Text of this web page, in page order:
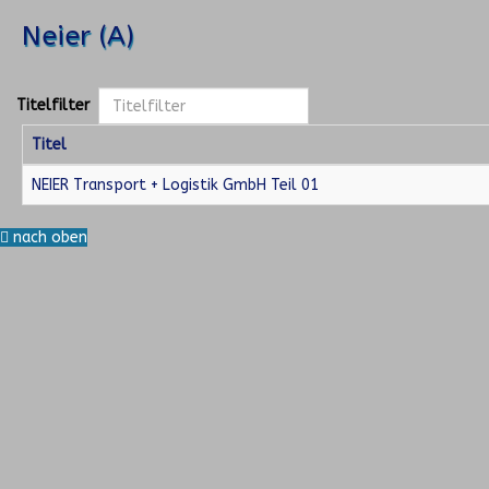
Neier (A)
Titelfilter
Titel
NEIER Transport + Logistik GmbH Teil 01
nach oben